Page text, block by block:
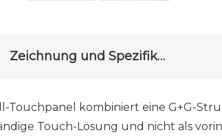
Zeichnung und Spezifikationen
Touchpanel kombiniert eine G+G-
Touch-Lösung und nicht als